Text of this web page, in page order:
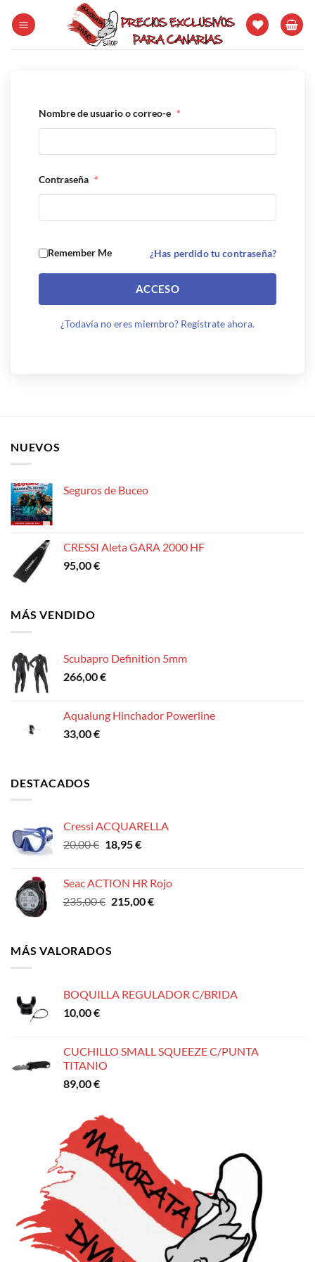
Nombre de usuario o correo-e *
Contraseña *
Remember Me ¿Has perdido tu contraseña?
ACCESO
¿Todavía no eres miembro? Regístrate ahora.
NUEVOS
Seguros de Buceo
CRESSI Aleta GARA 2000 HF
95,00€
MÁS VENDIDO
Scubapro Definition 5mm
266,00€
Aqualung Hinchador Powerline
33,00€
DESTACADOS
Cressi ACQUARELLA
20,00€ El
era:
20,00 €.
18,95€El
es:
18,95 €.
Seac ACTION HR Rojo
235,00€ El
era:
215,00€El
MÁS VALORADOS
BOQUILLA REGULADOR C/BRIDA
10,00€
CUCHILLO SMALL SQUEEZE C/PUNTA
TITANIO
89,00€